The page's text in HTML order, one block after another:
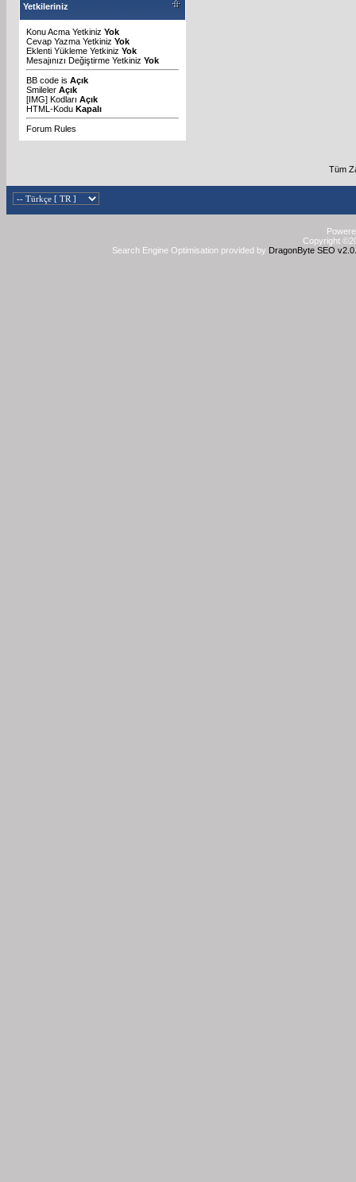
Yetkileriniz
Konu Acma Yetkiniz Yok
Cevap Yazma Yetkiniz Yok
Eklenti Yükleme Yetkiniz Yok
Mesajınızı Değiştirme Yetkiniz Yok
BB code is Açık
Smileler Açık
[IMG] Kodları Açık
HTML-Kodu Kapalı
Forum Rules
Tüm
Copyright
Search Engine Optimisation provided by DragonByte SEO